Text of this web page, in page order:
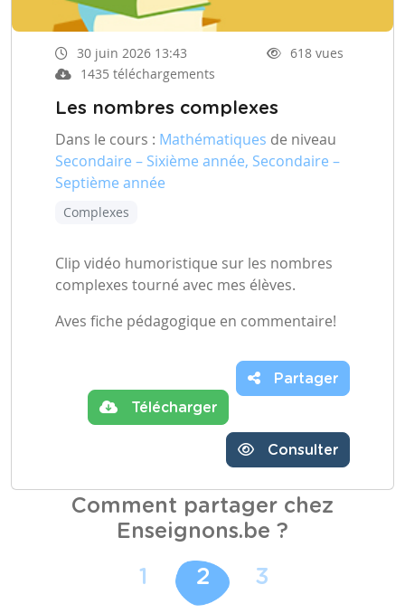
30 juin 2026 13:43
618 vues
1435 téléchargements
Les nombres complexes
Dans le cours : Mathématiques de niveau
Secondaire – Sixième année, Secondaire –
Septième année
Complexes
Clip vidéo humoristique sur les nombres
complexes tourné avec mes élèves.
Aves fiche pédagogique en commentaire!
Télécharger
Partager
Consulter
Comment partager chez
Enseignons.be ?
1 2 3